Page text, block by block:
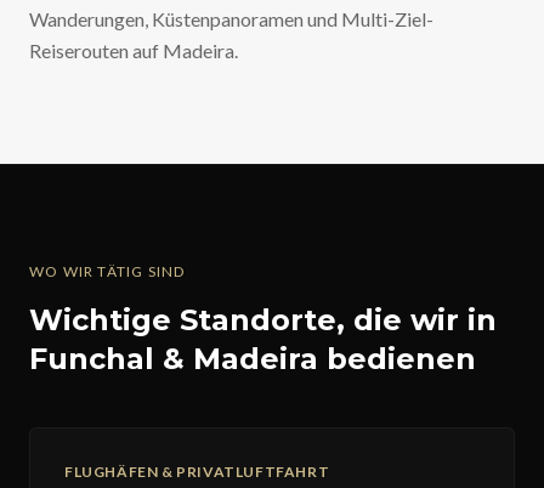
Wanderungen, Küstenpanoramen und Multi-Ziel-
Reiserouten auf Madeira.
WO WIR TÄTIG SIND
Wichtige Standorte, die wir in
Funchal & Madeira bedienen
FLUGHÄFEN & PRIVATLUFTFAHRT